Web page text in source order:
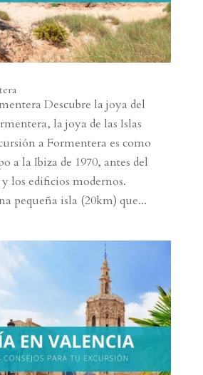
Descubre la joya del
la joya de las Islas
a Formentera es como
a la Ibiza de 1970, antes del
los edificios modernos.
pequeña isla (20km) que...